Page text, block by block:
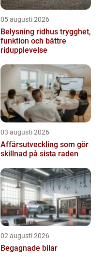
05 augusti 2026
Belysning ridhus trygghet,
funktion och bättre
ridupplevelse
03 augusti 2026
Affärsutveckling som gör
skillnad på sista raden
02 augusti 2026
Begagnade bilar